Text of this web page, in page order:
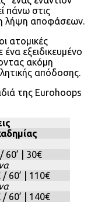
πάνω στις
λήψη αποφάσεων.
ατομικές
εξειδικευμένο
ακόμη
απόδοσης.
της Εurohoops
60’ | 30€
/ 60’ | 110€
/ 60’ | 140€